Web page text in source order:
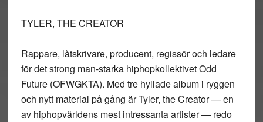
TYLER, THE CREATOR
Rappare, låtskrivare, producent, regissör och ledare
för det strong man-starka hiphopkollektivet Odd
Future (OFWGKTA). Med tre hyllade album i ryggen
och nytt material på gång är Tyler, the Creator — en
av hiphopvärldens mest intressanta artister — redo